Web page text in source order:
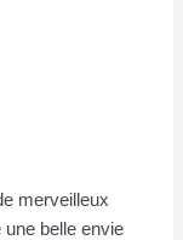
merveilleux
belle envie